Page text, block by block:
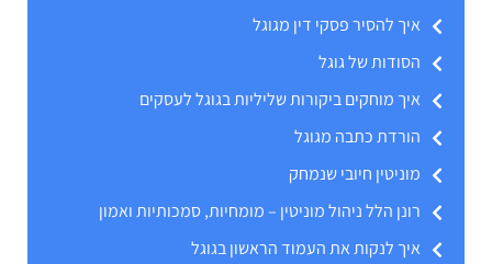
איך להסיר פסקי דין מגוגל
הסודות של גוגל
איך מוחקים ביקורות שליליות בגוגל לעסקים
הורדת כתבה מגוגל
מוניטין חיובי שנמחק
רונן הלל ניהול מוניטין – מומחיות, סמכותיות ואמון
איך לנקות את העמוד הראשון בגוגל